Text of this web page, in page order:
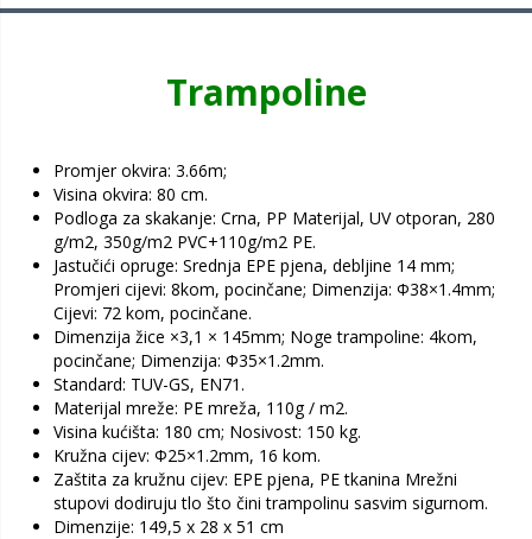
Trampoline
Promjer okvira: 3.66m;
Visina okvira: 80 cm.
Podloga za skakanje: Crna, PP Materijal, UV otporan, 280
g/m2, 350g/m2 PVC+110g/m2 PE.
Jastučići opruge: Srednja EPE pjena, debljine 14 mm;
Promjeri cijevi: 8kom, pocinčane; Dimenzija: Φ38×1.4mm;
Cijevi: 72 kom, pocinčane.
Dimenzija žice ×3,1 × 145mm; Noge trampoline: 4kom,
pocinčane; Dimenzija: Φ35×1.2mm.
Standard: TUV-GS, EN71.
Materijal mreže: PE mreža, 110g / m2.
Visina kućišta: 180 cm; Nosivost: 150 kg.
Kružna cijev: Φ25×1.2mm, 16 kom.
Zaštita za kružnu cijev: EPE pjena, PE tkanina Mrežni
stupovi dodiruju tlo što čini trampolinu sasvim sigurnom.
Dimenzije: 149,5 x 28 x 51 cm